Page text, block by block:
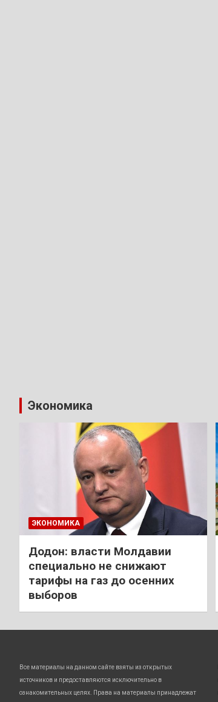
Экономика
ЭКОНОМИКА
Додон: власти Молдавии
специально не снижают
тарифы на газ до осенних
выборов
Все материалы на данном сайте взяты из открытых
источников и предоставляются исключительно в
ознакомительных целях. Права на материалы принадлежат